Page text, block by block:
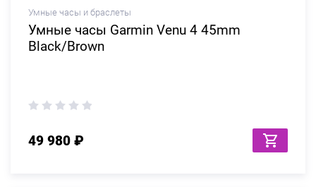
Умные часы и браслеты
Умные часы Garmin Venu 4 45mm
Black/Brown
49 980 ₽